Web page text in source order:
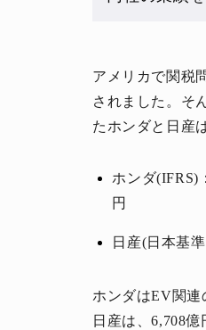
アメリカで関税
されました。そ
たホンダと日産
ホンダ(IFRS)
円
日産(日本基
ホンダはEV関連
日産は、6,708